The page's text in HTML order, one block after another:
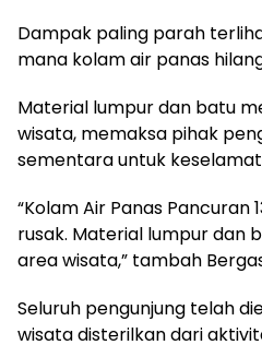
Dampak paling parah
mana kolam air panas
Material lumpur dan batu
wisata, memaksa pihak
sementara untuk
“Kolam Air Panas Pancuran
rusak. Material lumpur dan
area wisata,” tambah
Seluruh pengunjung telah
wisata disterilkan dari